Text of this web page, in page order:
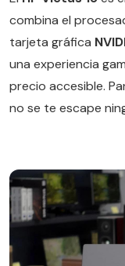
combina el
tarjeta gráfica
una experiencia
precio accesible.
no se te escape